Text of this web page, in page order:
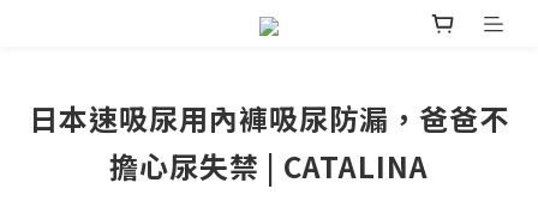
日本速吸尿用內褲吸尿防漏，爸爸不
擔心尿失禁 | CATALINA